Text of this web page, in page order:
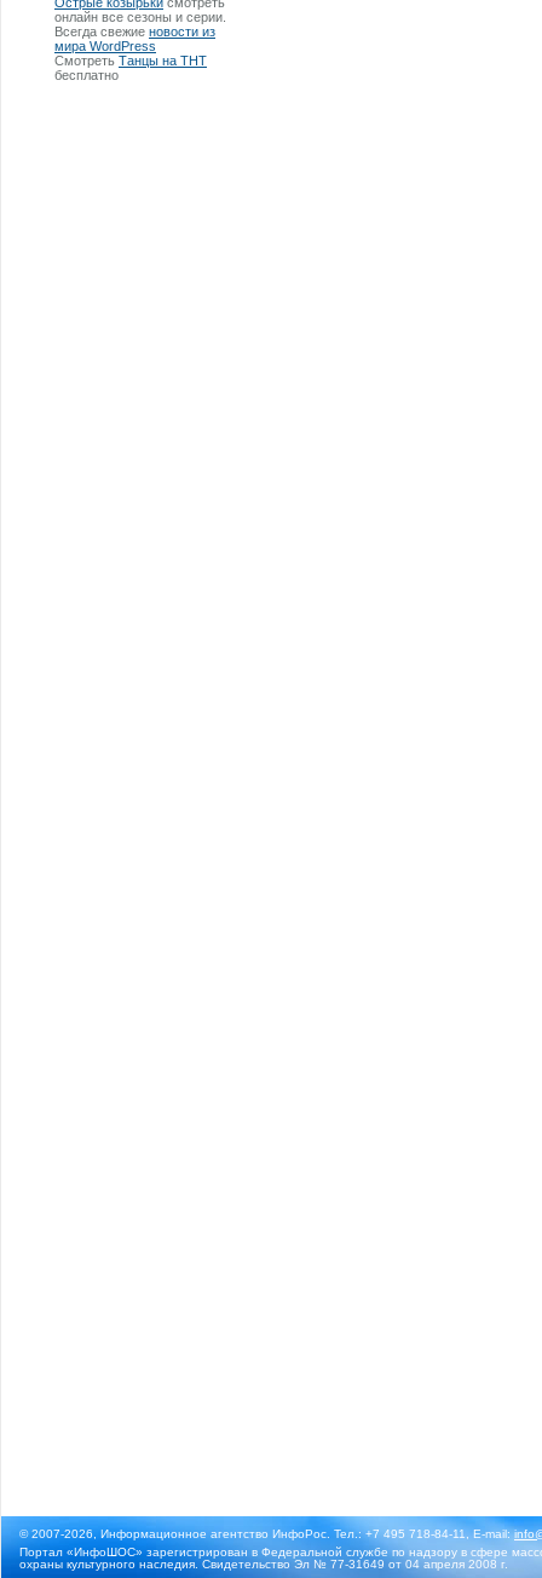
онлайн все сезоны и серии.
Всегда свежие новости из
мира WordPress
Смотреть Танцы на ТНТ
бесплатно
© 2007-2026, Информационное агентство ИнфоРос. Тел.: +7 495 718-84-11, E-mail:
Портал «ИнфоШОС» зарегистрирован в Федеральной службе по надзору в сфере
охраны культурного наследия. Свидетельство Эл № 77-31649 от 04 апреля 2008 г.